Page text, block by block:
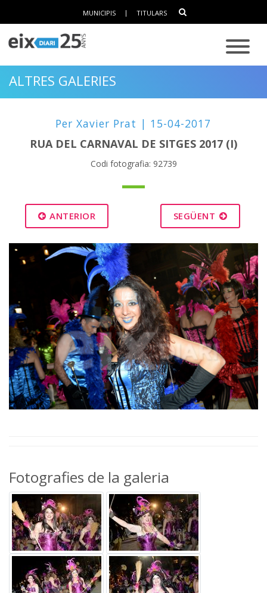
MUNICIPIS | TITULARS
ALTRES GALERIES
Per Xavier Prat | 15-04-2017
RUA DEL CARNAVAL DE SITGES 2017 (I)
Codi fotografia: 92739
ANTERIOR SEGÜENT
Fotografies de la galeria